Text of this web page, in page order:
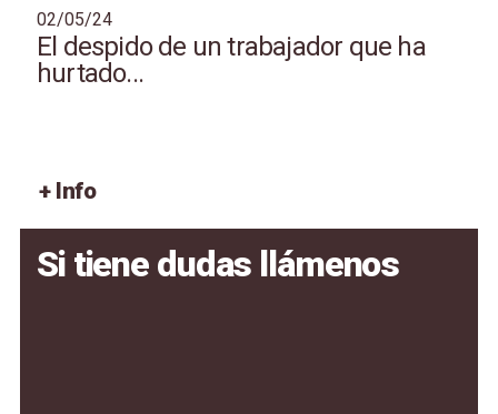
02/05/24
El despido de un trabajador que ha
hurtado...
+ Info
Si tiene dudas llámenos